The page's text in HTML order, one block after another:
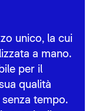
unico, la cui
a mano.
per il
qualità
tempo.